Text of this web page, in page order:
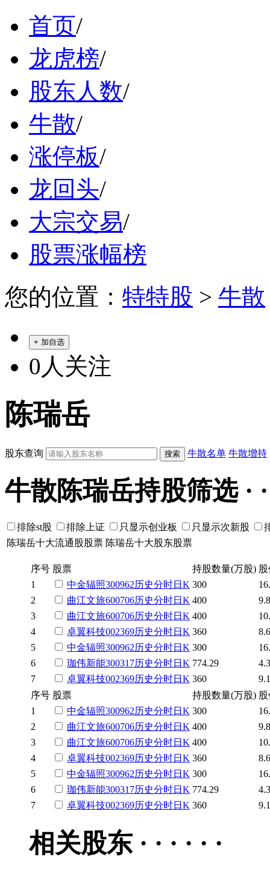
首页/
龙虎榜/
股东人数/
牛散/
涨停板/
龙回头/
大宗交易/
股票涨幅榜
您的位置： 特特股 > 牛散
+ 加自选
0 人关注
陈瑞岳
股东查询 牛散名单 牛散增持
牛散陈瑞岳持股筛选 · ·
排除st股 排除上证 只显示创业板 只显示次新股
陈瑞岳十大流通股股票 陈瑞岳十大股东股票
序号 股票 持股数量(万股)
1
中金辐照300962历史分时日K 300
2
曲江文旅600706历史分时日K 400
3
曲江文旅600706历史分时日K 400
4
卓翼科技002369历史分时日K 360
5
中金辐照300962历史分时日K 300
6
珈伟新能300317历史分时日K 774.29
7
卓翼科技002369历史分时日K 360
序号 股票 持股数量(万股)
1
中金辐照300962历史分时日K 300
2
曲江文旅600706历史分时日K 400
3
曲江文旅600706历史分时日K 400
4
卓翼科技002369历史分时日K 360
5
中金辐照300962历史分时日K 300
6
珈伟新能300317历史分时日K 774.29
7
卓翼科技002369历史分时日K 360
相关股东 · · · · · ·